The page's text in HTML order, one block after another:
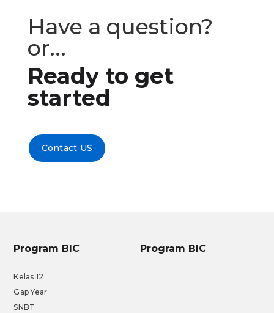
Have a question?
or...
Ready to get
started
Contact US
Program BIC
Kelas 12
Gap Year
SNBT
Program BIC